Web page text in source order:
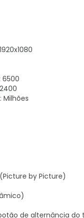
by Picture)
de alternância do